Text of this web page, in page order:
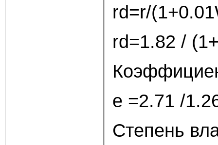
rd=r/
rd=1.82 /
е =2.71 /
Степень